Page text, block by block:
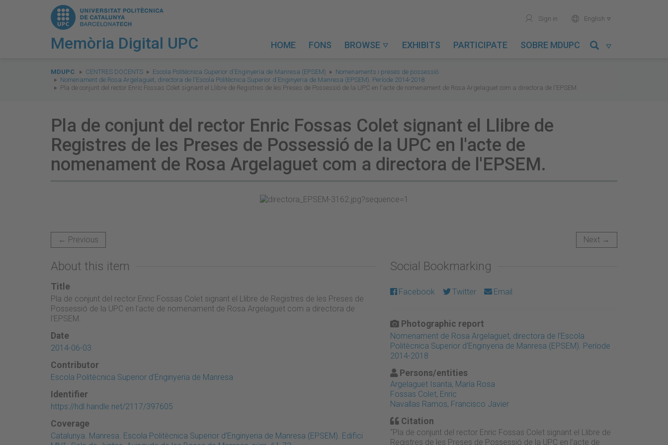
Memòria Digital UPC
user Sign in world English 
HOME FONS BROWSE  EXHIBITS PARTICIPATE SOBRE MDUPC 
are
here:
MDUPC CENTRES DOCENTS Escola Politècnica Superior d'Enginyeria de Manresa (EPSEM)
Nomenaments i preses de possessió
Nomenament de Rosa Argelaguet, directora de l'Escola Politècnica Superior d'Enginyeria de Manresa (EPSEM). Període 2014-2018
Pla de conjunt del rector Enric Fossas Colet signant el Llibre de Registres de les Preses de Possessió de la UPC en l'acte de nomenament de Rosa Argelaguet com a directora de l'EPSEM.
Pla de conjunt del rector Enric Fossas Colet signant el Llibre de
Registres de les Preses de Possessió de la UPC en l'acte de
nomenament de Rosa Argelaguet com a directora de l'EPSEM.
← Previous Next →
About this item
Title
Pla de conjunt del rector Enric Fossas Colet signant el Llibre de Registres de les Preses de
Possessió de la UPC en l'acte de nomenament de Rosa Argelaguet com a directora de
l'EPSEM.
Date
2014-06-03
Contributor
Escola Politècnica Superior d'Enginyeria de Manresa
Identifier
https://hdl.handle.net/2117/397605
Coverage
Catalunya. Manresa. Escola Politècnica Superior d'Enginyeria de Manresa (EPSEM). Edifici
Social Bookmarking
Facebook Twitter Email
Photographic report
Nomenament de Rosa Argelaguet, directora de l'Escola
Politècnica Superior d'Enginyeria de Manresa (EPSEM). Període
2014-2018
Persons/entities
Argelaguet Isanta, María Rosa
Fossas Colet, Enric
Navallas Ramos, Francisco Javier
Citation
“Pla de conjunt del rector Enric Fossas Colet signant el Llibre de
Registres de les Preses de Possessió de la UPC en l'acte de